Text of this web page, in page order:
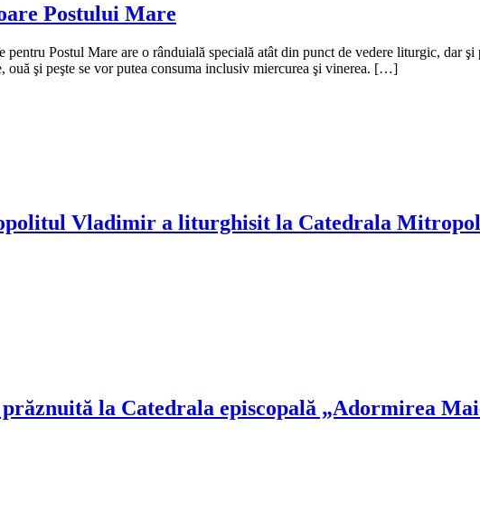
Postului Mare
pentru Postul Mare are o rânduială specială atât din punct de vedere liturgic, dar
ouă şi peşte se vor putea consuma inclusiv miercurea şi vinerea. […]
Vladimir a liturghisit la Catedrala
la Catedrala episcopală „Adormirea